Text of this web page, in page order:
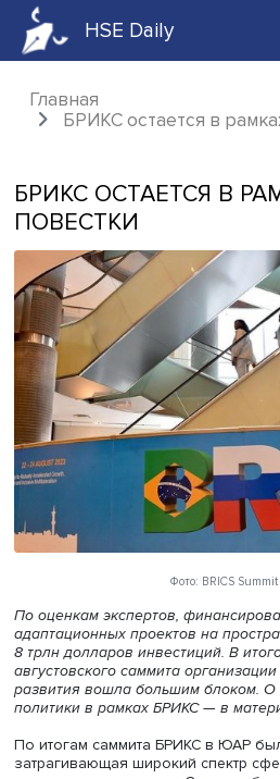
HSE Daily
Главная
БРИКС ОСТАЕТСЯ В
ПОВЕСТКИ
Фото: BRICS
По оценкам экспертов,
8 трлн долларов инвестиций. В
августовского саммита